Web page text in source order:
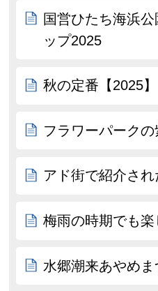
国営ひたち海浜
ップ2025
秋の定番【2025】
フラワーパーク
アド街で紹介され
梅雨の時期でも
水郷潮来あやめま